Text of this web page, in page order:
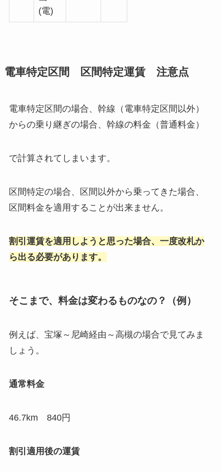
(電)
電車特定区間 区間特定運賃 注意点
電車特定区間の場合、幹線（電車特定区間以外）
からの乗り継ぎの場合、幹線の料金（普通料金）
で計算されてしまいます。
区間特定の場合、区間以外から乗ってきた場合、
区間料金を適用することが出来ません。
割引運賃を適用しようと思った場合、一度改札か
ら出る必要があります。
そこまで、料金は変わるものなの？（例）
例えば、宝塚～尼崎経由～高槻の場合で見てみま
しょう。
通常料金
46.7km 840円
割引適用後の運賃